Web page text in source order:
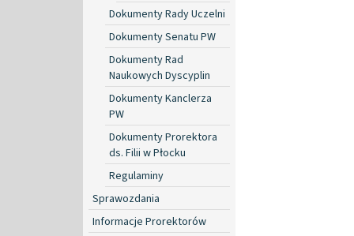
Dokumenty Rady Uczelni
Dokumenty Senatu PW
Dokumenty Rad
Naukowych Dyscyplin
Dokumenty Kanclerza
PW
Dokumenty Prorektora
ds. Filii w Płocku
Regulaminy
Sprawozdania
Informacje Prorektorów